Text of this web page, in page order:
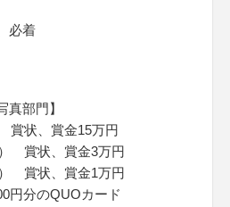
必着
真部門】
賞状、賞金15万円
賞状、賞金3万円
賞状、賞金1万円
円分のQUOカード